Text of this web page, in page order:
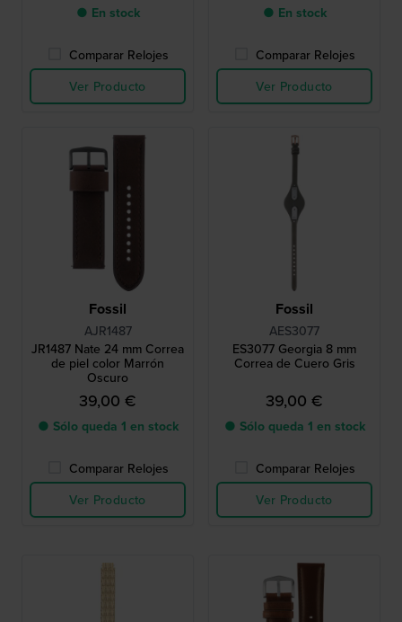
● En stock
Comparar Relojes
Ver Producto
● En stock
Comparar Relojes
Ver Producto
Fossil
AJR1487
JR1487 Nate 24 mm Correa
de piel color Marrón
Oscuro
39,00 €
● Sólo queda 1 en stock
Comparar Relojes
Ver Producto
Fossil
AES3077
ES3077 Georgia 8 mm
Correa de Cuero Gris
39,00 €
● Sólo queda 1 en stock
Comparar Relojes
Ver Producto